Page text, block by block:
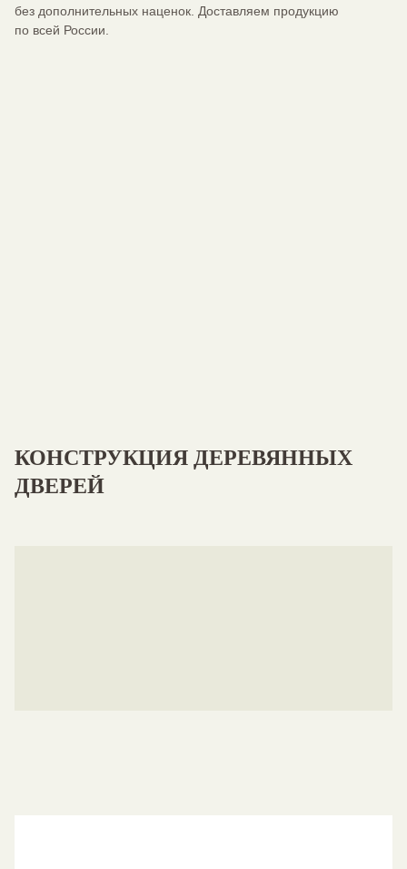
без дополнительных наценок. Доставляем продукцию
по всей России.
КОНСТРУКЦИЯ ДЕРЕВЯННЫХ
ДВЕРЕЙ